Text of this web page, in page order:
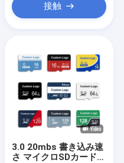
接触
3.0 20mbs 書き込み速
さ マイクロSDカード